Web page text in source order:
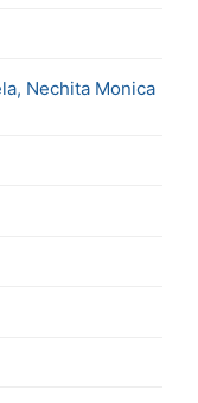
Nechita Monica